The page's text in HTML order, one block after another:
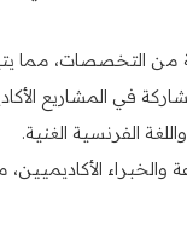
التخصصات، مما
في المشاريع
الفرنسية الغنية.
والخبراء